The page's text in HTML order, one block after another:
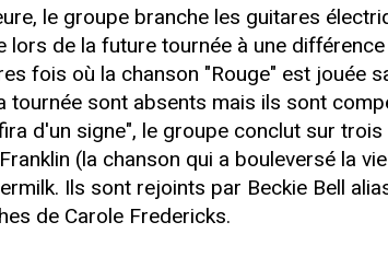
le groupe branche les guitares
lors de la future tournée à une
fois où la chanson "Rouge" est jouée
tournée sont absents mais ils sont
d'un signe", le groupe conclut sur
(la chanson qui a bouleversé la
Ils sont rejoints par Beckie Bell
de Carole Fredericks.